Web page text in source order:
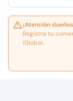
¡Atención
Registra tu
iGlobal.